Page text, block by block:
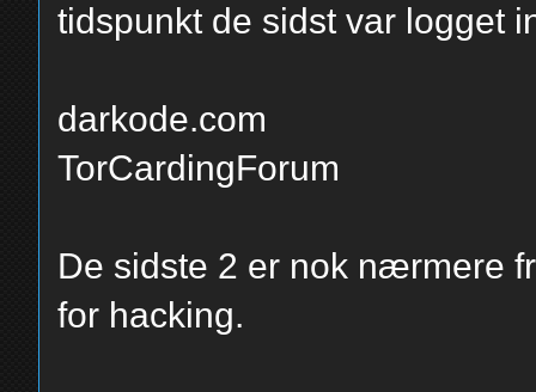
tidspunkt de sidst var logget
darkode.com
TorCardingForum
De sidste 2 er nok nærmere
for hacking.